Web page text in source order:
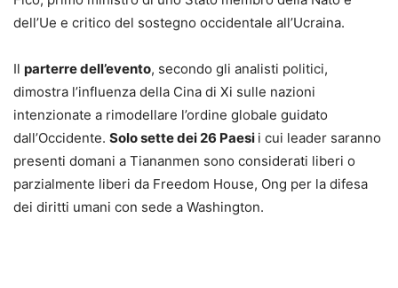
dell’Ue e critico del sostegno occidentale all’Ucraina.
Il parterre dell’evento, secondo gli analisti politici,
dimostra l’influenza della Cina di Xi sulle nazioni
intenzionate a rimodellare l’ordine globale guidato
dall’Occidente. Solo sette dei 26 Paesi i cui leader saranno
presenti domani a Tiananmen sono considerati liberi o
parzialmente liberi da Freedom House, Ong per la difesa
dei diritti umani con sede a Washington.